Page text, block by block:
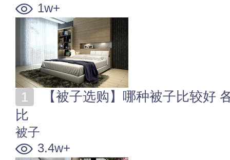
1w+
比
被子
3.4w+